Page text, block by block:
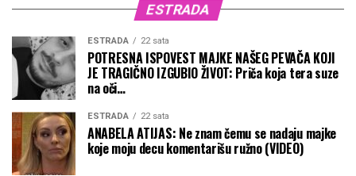
ESTRADA
ESTRADA 22 sata
POTRESNA ISPOVEST MAJKE NAŠEG PEVAČA KOJI
JE TRAGIČNO IZGUBIO ŽIVOT: Priča koja tera suze
na oči…
ESTRADA 22 sata
ANABELA ATIJAS: Ne znam čemu se nadaju majke
koje moju decu komentarišu ružno (VIDEO)